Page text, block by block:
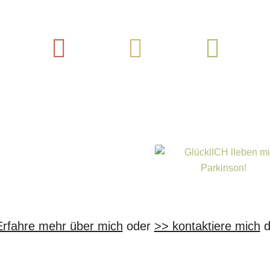
Instagram Pinterest YouTube
mehr über mich oder >> kontaktiere mich